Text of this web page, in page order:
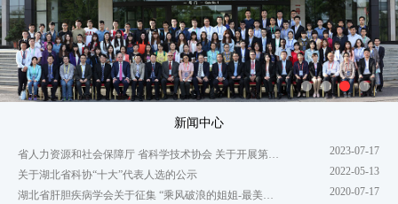
新闻中心
2023-07-17
关于湖北省科协“十大”代表人选的公示
2022-05-13
2020-07-17